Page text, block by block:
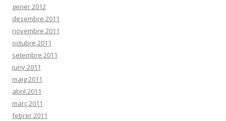
gener 2012
desembre 2011
novembre 2011
octubre 2011
setembre 2011
juny 2011
maig 2011
abril 2011
març 2011
febrer 2011